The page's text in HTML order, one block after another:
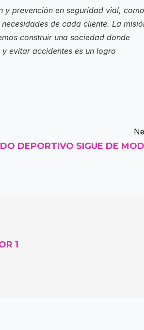
y prevención en seguridad vial, como
de cada cliente. La
construir una sociedad donde
evitar accidentes es un logro
DEPORTIVO SIGUE DE
1